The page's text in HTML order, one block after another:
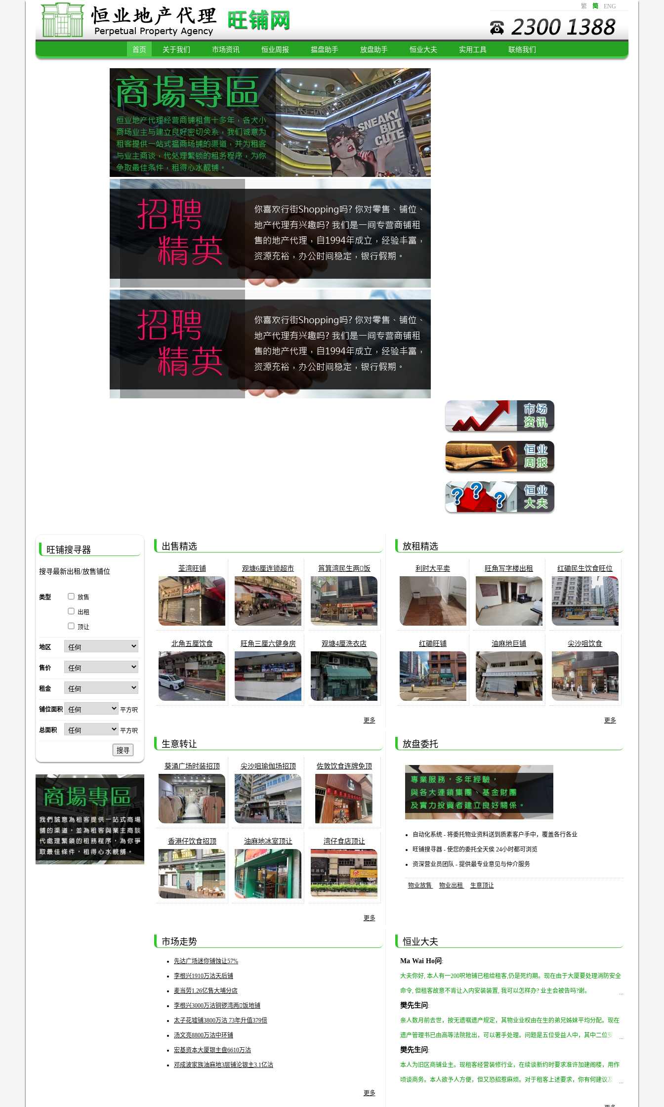
繁 简 ENG
首页 关于我们 市场资讯 恒业周报 揾盘助手 放盘助手 恒业大夫 实用工具 联络我们
出售精选
荃湾旺铺 观塘6厘连锁超市 筲箕湾民生两𩠌饭
北角五厘饮食 旺角三厘六健身房 观塘4厘洗衣店
更多
放租精选
利时大平卖 旺角写字楼出租 红磡民生饮食旺位
红磡旺铺 油麻地巨铺 尖沙咀饮食
更多
生意转让
葵涌广场时装招顶 尖沙咀瑜伽场招顶 佐敦饮食连牌免顶
香港仔饮食招顶 油麻地冰室顶让 湾仔食店顶让
更多
放盘委托
自动化系统 - 将委托物业资料送到质素客户手中，覆盖各行各业
旺铺搜寻器 - 使您的委托全天侯 24小时都可浏览
资深营业员团队 - 提供最专业意见与仲介服务
物业放售 物业出租 生意顶让
市场走势
先达广场迷你铺蚀让57%
李根兴1910万沽天后铺
麦当劳1.26亿售大埔分店
李根兴3000万沽铜锣湾两𩠌饭地铺
太子花墟铺3800万沽 73年升值379倍
汤文亮8800万沽中环铺
宏基资本大厦银主盘6610万沽
邓成波家族油麻地3层铺沦银主3.1亿沽
更多
恒业大夫
Ma Wai Ho问 :
大夫你好, 本人有一200呎地铺已租给租客,仍是死约期。现在由于大厦要处理消防安全
命令, 但租客故意不肯让入内安装装置, 我可以怎样办? 业主会被告吗?谢。
樊先生问 :
亲人数月前去世，按无遗嘱遗产规定，其物业业权由在生的弟兄姊妹平均分配。现在
遗产管理书已由高等法院批出，可以著手处理。问题是五位受益人中，其中二位受益
人已移民外国，如要继承有关物业，手绩如何？以后要报香港物业税，放租等是否会
很麻烦？有没有更好的处理方法？谢谢赐教！
樊先生问 :
本人为旧区商铺业主。现租客经营装修行业，在续谈新约时要求准许加建阁楼，用作
顷谈商务。本人欲予人方便，但又恐招惹麻烦。对于租客上述要求，你有何建议及忠
旺铺搜寻器
搜寻最新出租/放售铺位
类型 放售
出租
顶让
地区
售价
租金
铺位面积 平方呎
总面积 平方呎
搜寻